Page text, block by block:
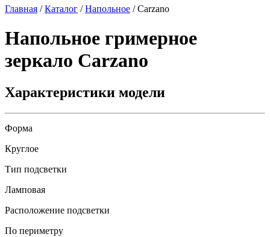
Главная /Каталог /Напольное /Carzano
Напольное гримерное
зеркало Carzano
Характеристики модели
Форма
Круглое
Тип подсветки
Ламповая
Расположение подсветки
По периметру